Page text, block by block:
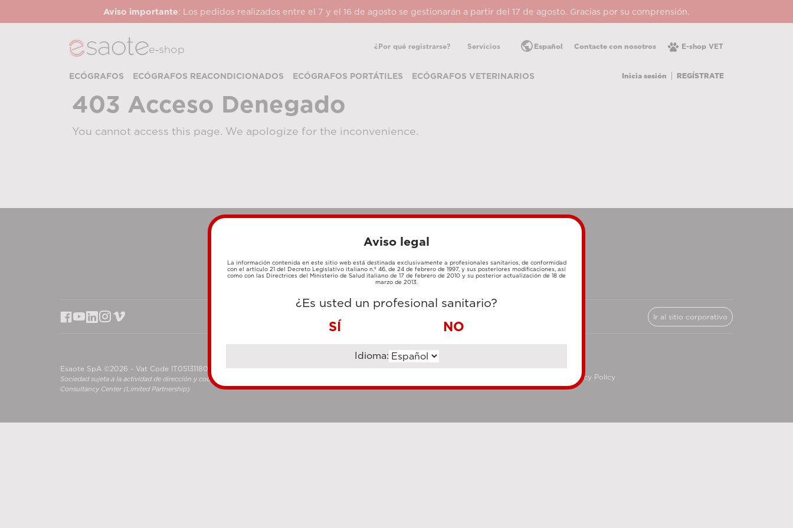
Aviso importante: Los pedidos realizados entre el 7 y el 16 de agosto se gestionarán a partir del 17 de agosto. Gracias por su comprensión.
e‑shop ¿Por qué registrarse? Servicios E-shop VET
Contacte con nosotros
public Español
ECÓGRAFOS ECÓGRAFOS REACONDICIONADOS ECÓGRAFOS PORTÁTILES ECÓGRAFOS VETERINARIOS Inicia sesión REGÍSTRATE
403 Acceso Denegado
You cannot access this page. We apologize for the inconvenience.
TARJETA
DE
TRANSFERENCIA
BANCARIA
Ir al sitio corporativo
Esaote SpA ©2026 - Vat Code IT05131180969
Sociedad sujeta a la actividad de dirección y coordinación de Shanghai Luzi Enterprise Management
Consultancy Center (Limited Partnership)
Privacy Policy
Aviso legal
La información contenida en este sitio web está destinada exclusivamente a profesionales sanitarios, de conformidad
con el artículo 21 del Decreto Legislativo italiano n.º 46, de 24 de febrero de 1997, y sus posteriores modificaciones, así
como con las Directrices del Ministerio de Salud italiano de 17 de febrero de 2010 y su posterior actualización de 18 de
marzo de 2013.
¿Es usted un profesional sanitario?
SÍ NO
Idioma: